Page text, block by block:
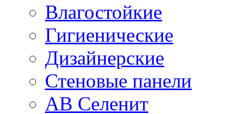
Влагостойкие
Гигиенические
Дизайнерские
Стеновые панели
AB Селенит